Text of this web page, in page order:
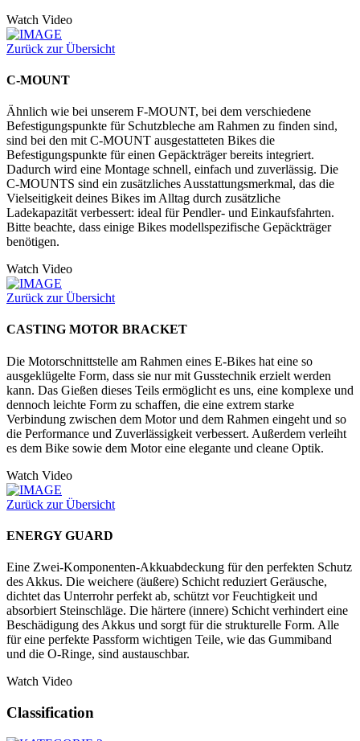
Watch Video
Zurück zur Übersicht
C-MOUNT
Ähnlich wie bei unserem F-MOUNT, bei dem verschiedene
Befestigungspunkte für Schutzbleche am Rahmen zu finden sind,
sind bei den mit C-MOUNT ausgestatteten Bikes die
Befestigungspunkte für einen Gepäckträger bereits integriert.
Dadurch wird eine Montage schnell, einfach und zuverlässig. Die
C-MOUNTS sind ein zusätzliches Ausstattungsmerkmal, das die
Vielseitigkeit deines Bikes im Alltag durch zusätzliche
Ladekapazität verbessert: ideal für Pendler- und Einkaufsfahrten.
Bitte beachte, dass einige Bikes modellspezifische Gepäckträger
benötigen.
Watch Video
Zurück zur Übersicht
CASTING MOTOR BRACKET
Die Motorschnittstelle am Rahmen eines E-Bikes hat eine so
ausgeklügelte Form, dass sie nur mit Gusstechnik erzielt werden
kann. Das Gießen dieses Teils ermöglicht es uns, eine komplexe und
dennoch leichte Form zu schaffen, die eine extrem starke
Verbindung zwischen dem Motor und dem Rahmen eingeht und so
die Performance und Zuverlässigkeit verbessert. Außerdem verleiht
es dem Bike sowie dem Motor eine elegante und cleane Optik.
Watch Video
Zurück zur Übersicht
ENERGY GUARD
Eine Zwei-Komponenten-Akkuabdeckung für den perfekten Schutz
des Akkus. Die weichere (äußere) Schicht reduziert Geräusche,
dichtet das Unterrohr perfekt ab, schützt vor Feuchtigkeit und
absorbiert Steinschläge. Die härtere (innere) Schicht verhindert eine
Beschädigung des Akkus und sorgt für die strukturelle Form. Alle
für eine perfekte Passform wichtigen Teile, wie das Gummiband
und die O-Ringe, sind austauschbar.
Watch Video
Classification